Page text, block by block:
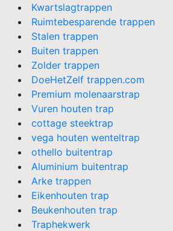
Kwartslagtrappen
Ruimtebesparende trappen
Stalen trappen
Buiten trappen
Zolder trappen
DoeHetZelf trappen.com
Premium molenaarstrap
Vuren houten trap
cottage steektrap
vega houten wenteltrap
othello buitentrap
Aluminium buitentrap
Arke trappen
Eikenhouten trap
Beukenhouten trap
Traphekwerk